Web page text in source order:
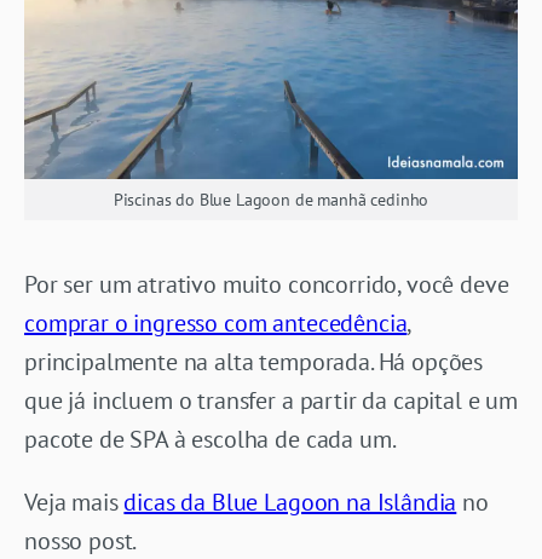
Piscinas do Blue Lagoon de manhã cedinho
Por ser um atrativo muito concorrido, você deve
comprar o ingresso com antecedência,
principalmente na alta temporada. Há opções
que já incluem o transfer a partir da capital e um
pacote de SPA à escolha de cada um.
Veja maisdicas da Blue Lagoon na Islândia no
nosso post.